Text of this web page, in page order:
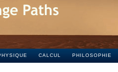
CALCUL PHILOSOPHIE